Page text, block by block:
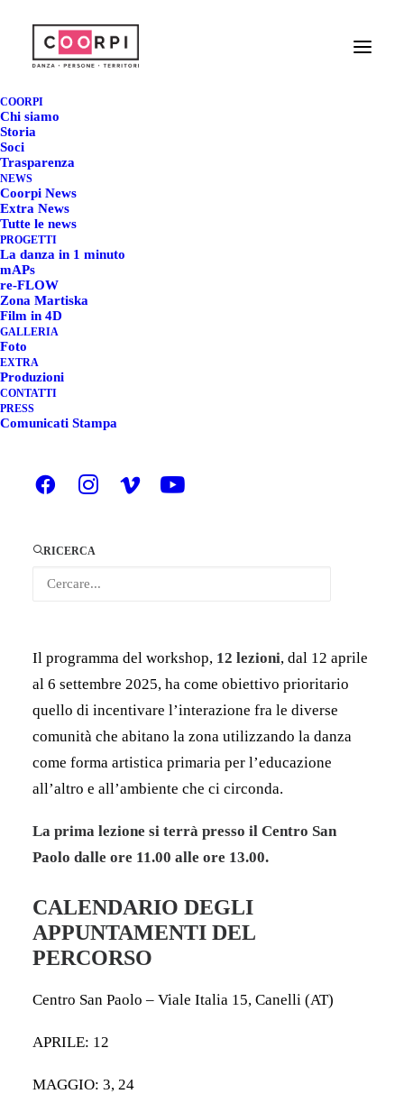
COORPI
Chi siamo
Storia
Soci
Trasparenza
NEWS
Coorpi News
Extra News
Tutte le news
PROGETTI
La danza in 1 minuto
mAPs
re-FLOW
Zona Martiska
Film in 4D
GALLERIA
Foto
EXTRA
Produzioni
CONTATTI
PRESS
Comunicati Stampa
RICERCA
CORPI PARLANTI -
FESTIVAL - CANELLI
7 APRILE 2025
CORPI PARLANTI - INIZIA
IL PERCORSO @ TERRE
DA FILM FESTIVAL -
ivoriano, realizzato da
Il programma del workshop, 12 lezioni, dal 12 aprile
al 6 settembre 2025, ha come obiettivo prioritario
quello di incentivare l’interazione fra le diverse
comunità che abitano la zona utilizzando la danza
come forma artistica primaria per l’educazione
all’altro e all’ambiente che ci circonda.
La prima lezione si terrà presso il Centro San
Paolo dalle ore 11.00 alle ore 13.00.
CALENDARIO DEGLI
APPUNTAMENTI DEL
PERCORSO
Centro San Paolo – Viale Italia 15, Canelli (AT)
APRILE: 12
MAGGIO: 3, 24